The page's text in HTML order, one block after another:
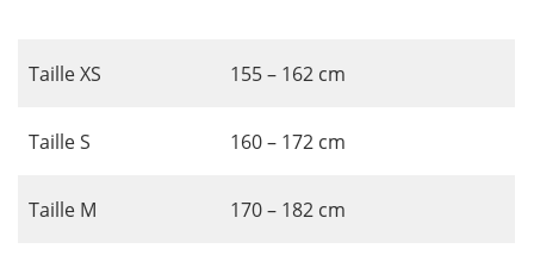
Taille XS 155 – 162 cm
Taille S 160 – 172 cm
Taille M 170 – 182 cm